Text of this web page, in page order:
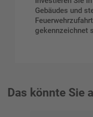
Gebäudes und
gekennzeichnet
Das könnte Sie